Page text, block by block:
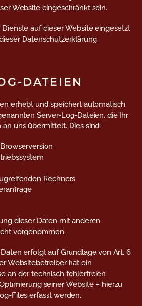
Website eingeschränkt sein.
auf dieser Website eingesetzt
Datenschutzerklärung
DATEIEN
erhebt und speichert automatisch
Server-Log-Dateien, die Ihr
uns übermittelt. Dies sind:
Rechners
dieser Daten mit anderen
vorgenommen.
erfolgt auf Grundlage von Art. 6
Websitebetreiber hat ein
an der technisch fehlerfreien
seiner Website – hierzu
Files erfasst werden.